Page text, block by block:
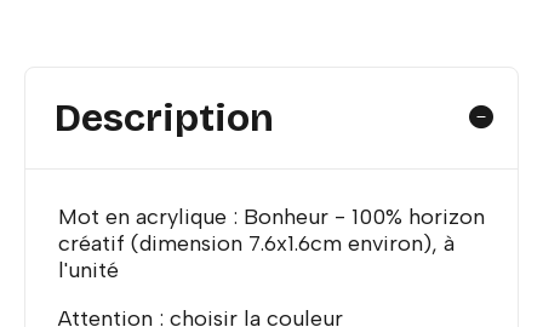
Description
Mot en acrylique : Bonheur - 100% horizon
créatif (dimension 7.6x1.6cm environ), à
l'unité
Attention : choisir la couleur